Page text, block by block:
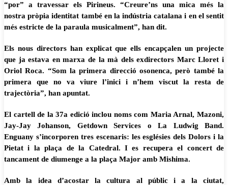
“por” a travessar els Pirineus. “Creure’ns una mica més la
nostra pròpia identitat també en la indústria catalana i en el sentit
més estricte de la paraula musicalment”, han dit.
Els nous directors han explicat que ells encapçalen un projecte
que ja estava en marxa de la mà dels exdirectors Marc Lloret i
Oriol Roca. “Som la primera direcció osonenca, però també la
primera que no va viure l’inici i n’hem viscut la resta de
trajectòria”, han apuntat.
El cartell de la 37a edició inclou noms com Maria Arnal, Mazoni,
Jay-Jay Johanson, Getdown Services o La Ludwig Band.
Enguany s’incorporen tres escenaris: les esglésies dels Dolors i la
Pietat i la plaça de la Catedral. I es recupera el concert de
tancament de diumenge a la plaça Major amb Mishima.
Amb la idea d’acostar la cultura al públic i a la ciutat,